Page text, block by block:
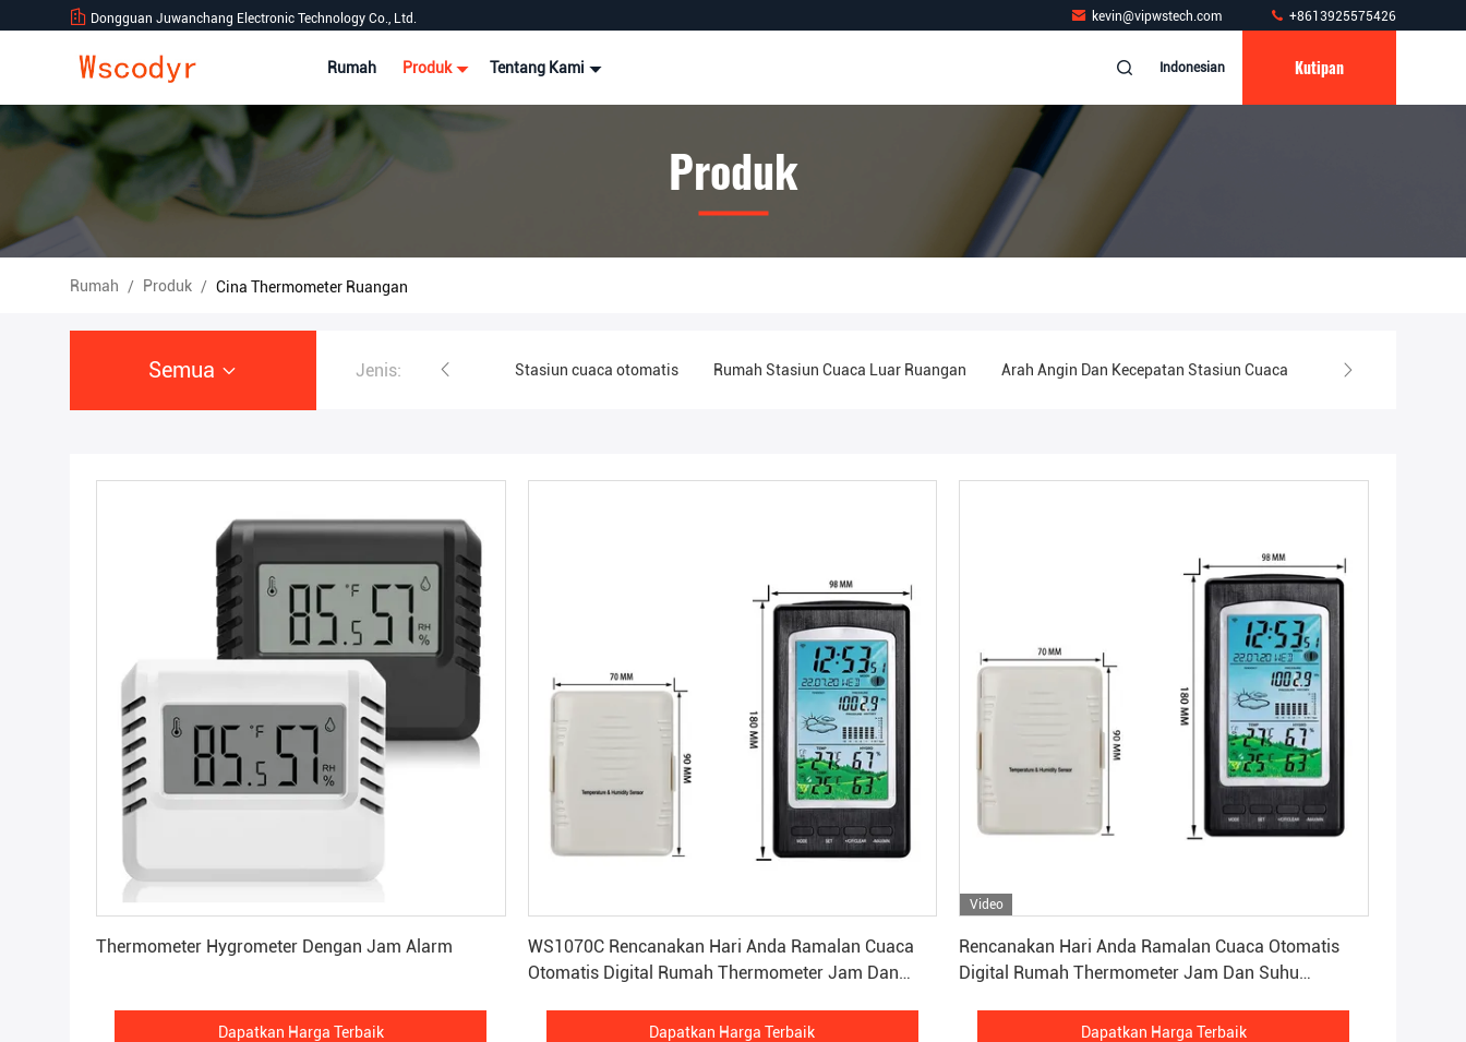
Dongguan Juwanchang Electronic Technology Co., Ltd. kevin@vipwstech.com +8613925575426
Rumah Produk Tentang Kami Indonesian Kutipan
Produk
Rumah / Produk / Cina Thermometer Ruangan
Semua Jenis:
Stasiun Cuaca Wireless Stasiun cuaca otomatis Rumah Stasiun Cuaca Luar Ruangan Arah Angin Dan Kecepatan Stasiun Cuaca Thermometer
Thermometer Hygrometer Dengan Jam Alarm
Dapatkan Harga Terbaik
WS1070C Rencanakan Hari Anda Ramalan Cuaca
Otomatis Digital Rumah Thermometer Jam Dan
Dapatkan Harga Terbaik
Video
Rencanakan Hari Anda Ramalan Cuaca Otomatis
Digital Rumah Thermometer Jam Dan Suhu
Dapatkan Harga Terbaik